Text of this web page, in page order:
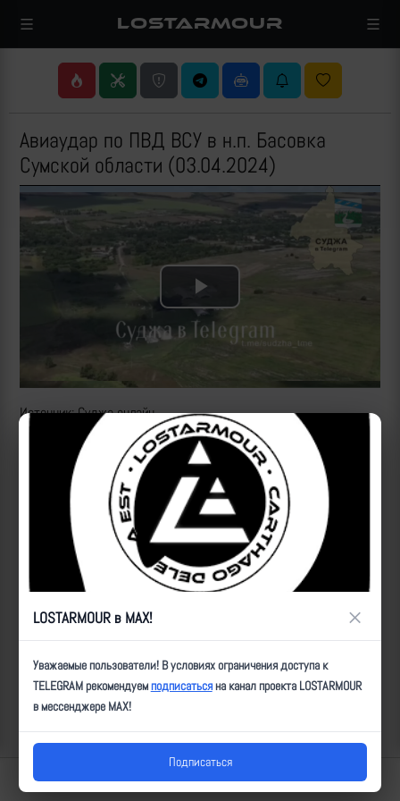
LOSTARMOUR
Авиаудар по ПВД ВСУ в н.п. Басовка
Сумской области (03.04.2024)
Play
Video
Источник: Суджа онлайн
| Автор: Артем| Дата: 2024-08-04| Просмотров: 1541
УМПК, ФАБ250, ПВД, попадание, _х3, _СЕВЕР, _ХоП, _СоП
Популярные за сегодня видео
Lostarmour | Carthago Delenda Est | 2014-2026
LOSTARMOUR в MAX! ×
Уважаемые пользователи! В условиях ограничения доступа к
TELEGRAM рекомендуемподписатьсяна канал проекта LOSTARMOUR
в мессенджере MAX!
Подписаться